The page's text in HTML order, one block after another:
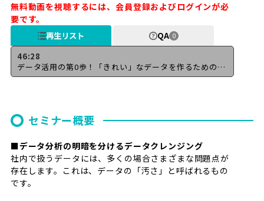
無料動画を視聴するには、会員登録およびログインが必
要です。
再生リスト QA 0
46:28
データ活用の第0歩！「きれい」なデータを作るためのデータクレンジング超入門
セミナー概要
■データ分析の明暗を分けるデータクレンジング
社内で扱うデータには、多くの場合さまざまな問題点が
存在します。これは、データの「汚さ」と呼ばれるもの
です。